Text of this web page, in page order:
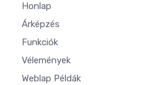
Honlap
Árképzés
Funkciók
Vélemények
Weblap Példák